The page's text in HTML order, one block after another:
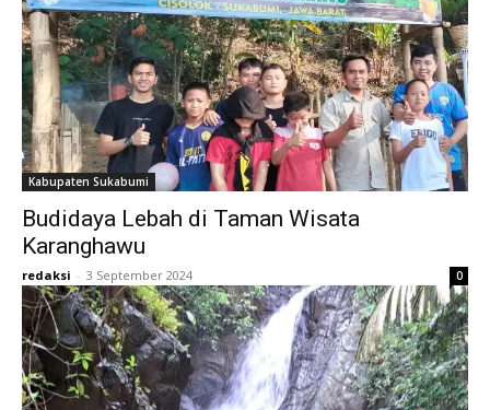
Kabupaten Sukabumi
Budidaya Lebah di Taman Wisata
Karanghawu
redaksi - 3 September 2024 0